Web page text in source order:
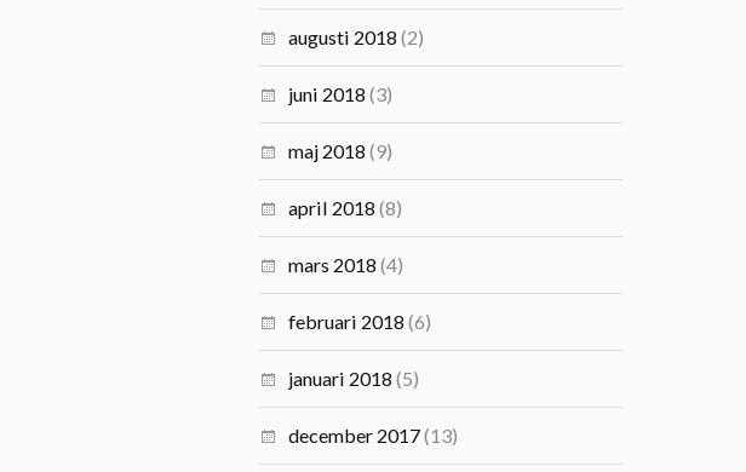
augusti 2018 (2)
juni 2018 (3)
maj 2018 (9)
april 2018 (8)
mars 2018 (4)
februari 2018 (6)
januari 2018 (5)
december 2017(13)